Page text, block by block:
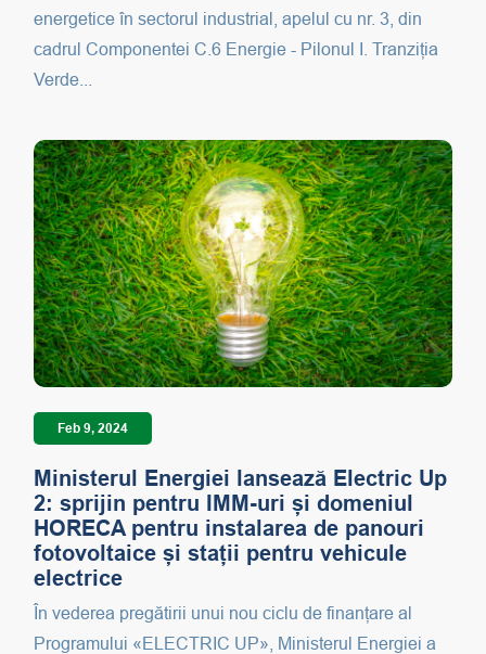
energetice în sectorul industrial, apelul cu nr. 3, din
cadrul Componentei C.6 Energie - Pilonul I. Tranziția
Verde...
Feb 9, 2024
Ministerul Energiei lansează Electric Up
2: sprijin pentru IMM-uri și domeniul
HORECA pentru instalarea de panouri
fotovoltaice și stații pentru vehicule
electrice
În vederea pregătirii unui nou ciclu de finanțare al
Programului «ELECTRIC UP», Ministerul Energiei a